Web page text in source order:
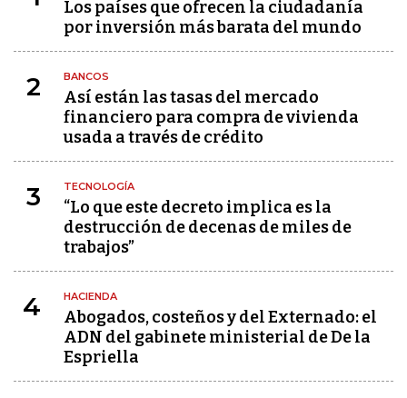
Los países que ofrecen la ciudadanía
por inversión más barata del mundo
2 BANCOS
Así están las tasas del mercado
financiero para compra de vivienda
usada a través de crédito
3 TECNOLOGÍA
“Lo que este decreto implica es la
destrucción de decenas de miles de
trabajos”
4 HACIENDA
Abogados, costeños y del Externado: el
ADN del gabinete ministerial de De la
Espriella